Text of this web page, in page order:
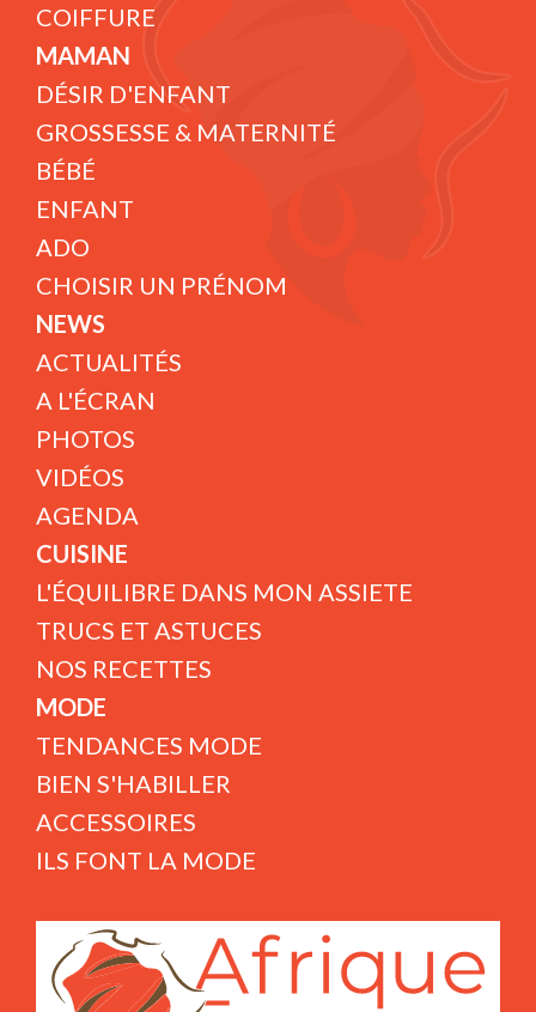
COIFFURE
MAMAN
DÉSIR D'ENFANT
GROSSESSE & MATERNITÉ
BÉBÉ
ENFANT
ADO
CHOISIR UN PRÉNOM
NEWS
ACTUALITÉS
A L'ÉCRAN
PHOTOS
VIDÉOS
AGENDA
CUISINE
L'ÉQUILIBRE DANS MON ASSIETE
TRUCS ET ASTUCES
NOS RECETTES
MODE
TENDANCES MODE
BIEN S'HABILLER
ACCESSOIRES
ILS FONT LA MODE